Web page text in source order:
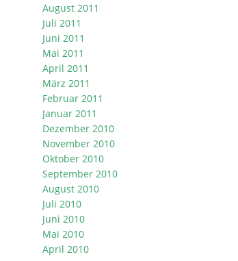
August 2011
Juli 2011
Juni 2011
Mai 2011
April 2011
März 2011
Februar 2011
Januar 2011
Dezember 2010
November 2010
Oktober 2010
September 2010
August 2010
Juli 2010
Juni 2010
Mai 2010
April 2010